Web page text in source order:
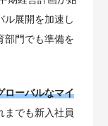
ル展開を加速し
部門でも準備を
ローバルなマイ
までも新入社員